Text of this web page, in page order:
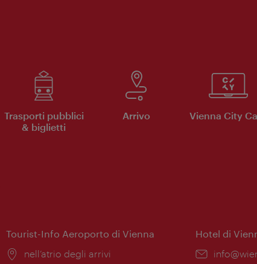
Trasporti pubblici
& biglietti
Arrivo Vienna City
Tourist-Info Aeroporto di Vienna
Posizione:
nell’atrio degli arrivi
Hotel di
Email: